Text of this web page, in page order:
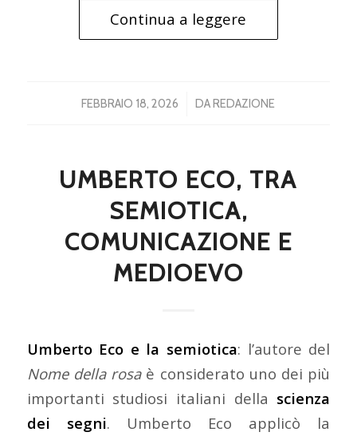
Continua a leggere
FEBBRAIO 18, 2026
/ DAREDAZIONE
UMBERTO ECO, TRA
SEMIOTICA,
COMUNICAZIONE E
MEDIOEVO
Umberto Eco e la semiotica: l’autore del
Nome della rosaè considerato uno dei più
importanti studiosi italiani della scienza
dei segni. Umberto Eco applicò la